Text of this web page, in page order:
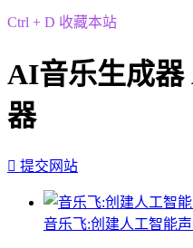
Ctrl + D 收藏本站
AI音乐生成
器
 提交网站
音乐飞:创建人工智能